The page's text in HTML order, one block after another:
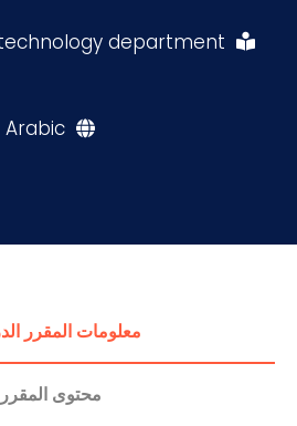
department
Arabic
معلومات المقرر
محتوى المقرر